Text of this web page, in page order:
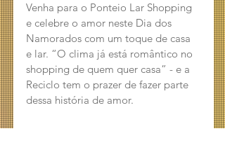
Venha para o Ponteio Lar Shopping
e celebre o amor neste Dia dos
Namorados com um toque de casa
e lar. “O clima já está romântico no
shopping de quem quer casa” - e a
Reciclo tem o prazer de fazer parte
dessa história de amor.